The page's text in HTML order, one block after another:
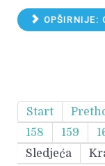
OPŠIRNIJE:
Start
158
159
Sledjeća